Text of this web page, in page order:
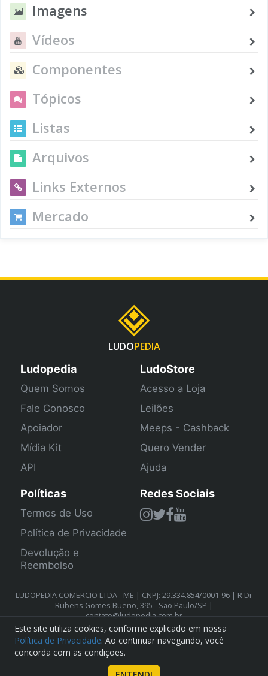
Imagens
Vídeos
Componentes
Tópicos
Listas
Arquivos
Links Externos
Mercado
LUDOPEDIA
Ludopedia
Quem Somos
Fale Conosco
Apoiador
Mídia Kit
API
LudoStore
Acesso a Loja
Leilões
Meeps - Cashback
Quero Vender
Ajuda
Políticas
Termos de Uso
Política de Privacidade
Devolução e
Reembolso
Redes Sociais
LUDOPEDIA COMERCIO LTDA - ME | CNPJ: 29.334.854/0001-96 | R Dr
Rubens Gomes Bueno, 395 - São Paulo/SP |
contato@ludopedia.com.br
Este site utiliza cookies, conforme explicado em nossa
Política de Privacidade. Ao continuar navegando, você
concorda com as condições.